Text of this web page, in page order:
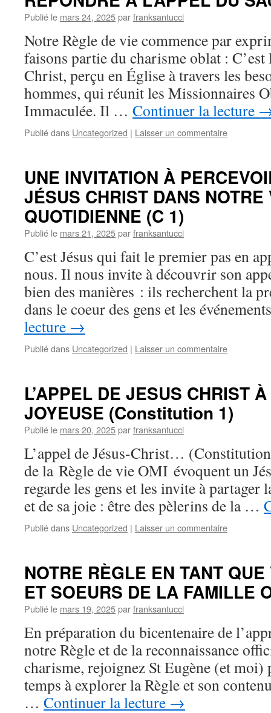
Publié le mars 24, 2025parfranksantucci
Notre Règle de vie commence par
faisons partie du charisme oblat : C’est
Christ, perçu en Église à travers les
hommes, qui réunit les Missionnaires
Immaculée. Il … Continuer la lecture
Publié dans Uncategorized | Laisser un commentaire
UNE INVITATION À
JÉSUS CHRIST DANS NOTRE
QUOTIDIENNE (C 1)
Publié le mars 21, 2025parfranksantucci
C’est Jésus qui fait le premier pas en
nous. Il nous invite à découvrir son
bien des manières : ils recherchent la
dans le coeur des gens et les
lecture →
Publié dans Uncategorized | Laisser un commentaire
L’APPEL DE JESUS CHRIST
JOYEUSE (Constitution 1)
Publié le mars 20, 2025parfranksantucci
L’appel de Jésus-Christ…
de la Règle de vie OMI évoquent un
regarde les gens et les invite à partager
et de sa joie : être des pèlerins de la …
Publié dans Uncategorized | Laisser un commentaire
NOTRE RÈGLE EN TANT
ET SOEURS DE LA FAMILLE
Publié le mars 19, 2025parfranksantucci
En préparation du bicentenaire de
notre Règle et de la reconnaissance
charisme, rejoignez St Eugène (et moi)
temps à explorer la Règle et son
… Continuer la lecture →